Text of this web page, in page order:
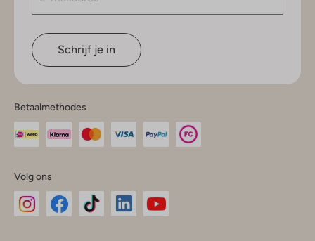
Schrijf je in
Betaalmethodes
Volg ons